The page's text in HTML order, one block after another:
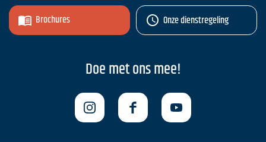
Brochures Onze dienstregeling
Doe met ons mee!